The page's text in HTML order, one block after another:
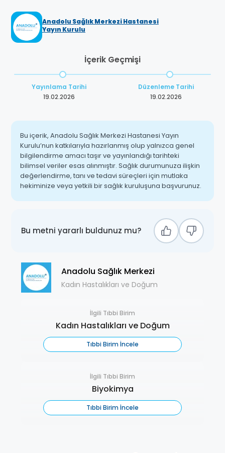
Anadolu Sağlık Merkezi Hastanesi
Yayın Kurulu
İçerik Geçmişi
Yayınlama Tarihi
19.02.2026
Düzenleme Tarihi
19.02.2026
Bu içerik, Anadolu Sağlık Merkezi Hastanesi Yayın
Kurulu’nun katkılarıyla hazırlanmış olup yalnızca genel
bilgilendirme amacı taşır ve yayınlandığı tarihteki
bilimsel veriler esas alınmıştır. Sağlık durumunuza ilişkin
değerlendirme, tanı ve tedavi süreçleri için mutlaka
hekiminize veya yetkili bir sağlık kuruluşuna başvurunuz.
Bu metni yararlı buldunuz mu?
Anadolu Sağlık Merkezi
Kadın Hastalıkları ve Doğum
İlgili Tıbbi Birim
Kadın Hastalıkları ve Doğum
Tıbbi Birim İncele
İlgili Tıbbi Birim
Biyokimya
Tıbbi Birim İncele